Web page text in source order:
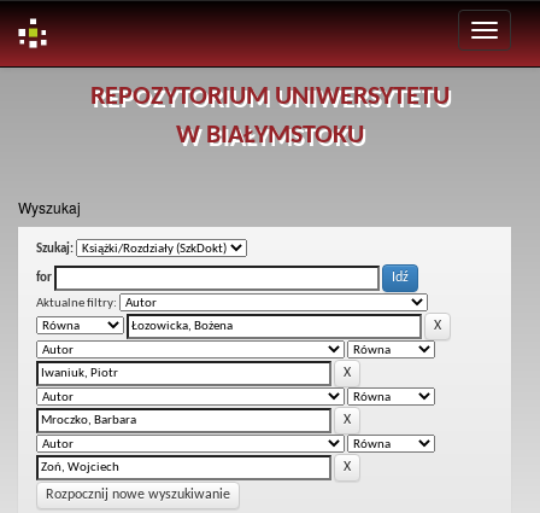
REPOZYTORIUM UNIWERSYTETU
W BIAŁYMSTOKU
Wyszukaj
Szukaj:
for
Aktualne filtry:
Rozpocznij nowe wyszukiwanie